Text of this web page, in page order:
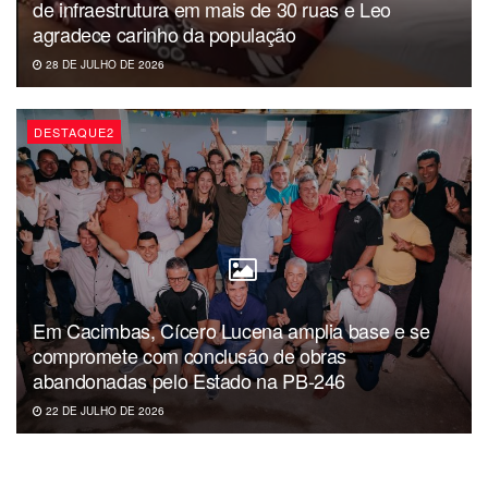
alinhamento político construído entre o PT, o MDB de
Veneziano e o PSB de João Azevêdo para a disputa
eleitoral deste ano na Paraíba.
FONTE83
de infraestrutura em mais de 30 ruas e Leo
agradece carinho da população
28 DE JULHO DE 2026
DESTAQUE2
Em Cacimbas, Cícero Lucena amplia base e se
compromete com conclusão de obras
abandonadas pelo Estado na PB-246
22 DE JULHO DE 2026